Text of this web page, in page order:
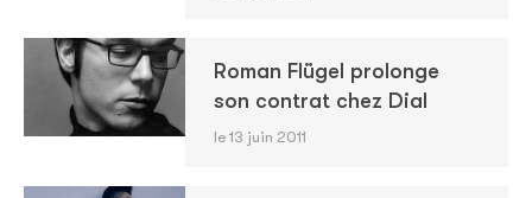
Roman Flügel prolonge
son contrat chez Dial
le 13 juin 2011